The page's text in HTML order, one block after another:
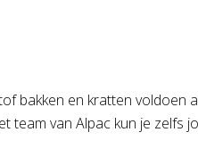
bakken en kratten
van Alpac kun je zelfs